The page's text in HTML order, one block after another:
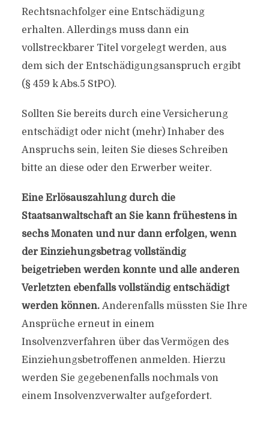
Rechtsnachfolger eine Entschädigung
erhalten. Allerdings muss dann ein
vollstreckbarer Titel vorgelegt werden, aus
dem sich der Entschädigungsanspruch ergibt
(§ 459 k Abs.5 StPO).
Sollten Sie bereits durch eine Versicherung
entschädigt oder nicht (mehr) Inhaber des
Anspruchs sein, leiten Sie dieses Schreiben
bitte an diese oder den Erwerber weiter.
Eine Erlösauszahlung durch die
Staatsanwaltschaft an Sie kann frühestens in
sechs Monaten und nur dann erfolgen, wenn
der Einziehungsbetrag vollständig
beigetrieben werden konnte und alle anderen
Verletzten ebenfalls vollständig entschädigt
werden können. Anderenfalls müssten Sie Ihre
Ansprüche erneut in einem
Insolvenzverfahren über das Vermögen des
Einziehungsbetroffenen anmelden. Hierzu
werden Sie gegebenenfalls nochmals von
einem Insolvenzverwalter aufgefordert.